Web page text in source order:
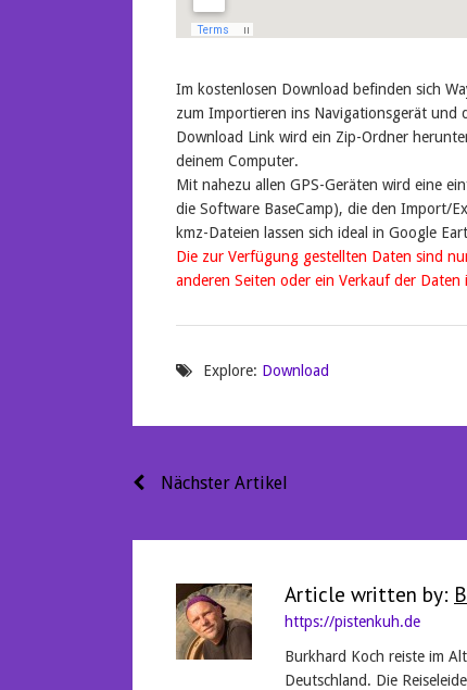
Im kostenlosen Download befinden sich
zum Importieren ins Navigationsgerät und
Download Link wird ein Zip-Ordner
deinem Computer.
Mit nahezu allen GPS-Geräten wird eine
die Software BaseCamp), die den Import/
kmz-Dateien lassen sich ideal in Google
Die zur Verfügung gestellten Daten sind
anderen Seiten oder ein Verkauf der
Explore: Download
Beitragsnavigation
Nächster Artikel
Article written by:
https://pistenkuh.de
Burkhard Koch reiste im
Deutschland. Die